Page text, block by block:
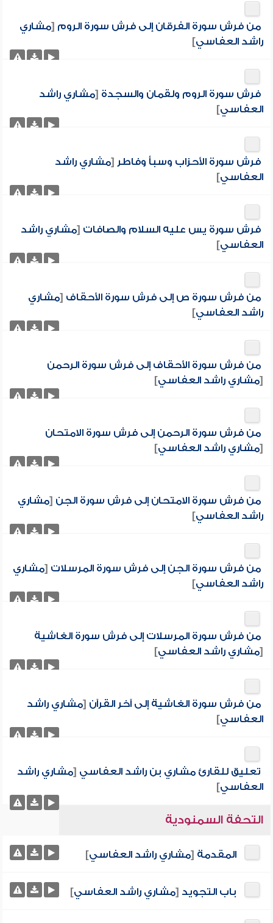
من فرش سورة الفرقان إلى فرش سورة الروم [مشاري
راشد العفاسي]
فرش سورة الروم ولقمان والسجدة [مشاري راشد
العفاسي]
فرش سورة الأحزاب وسبأ وفاطر [مشاري راشد
العفاسي]
فرش سورة يس عليه السلام والصافات [مشاري راشد
العفاسي]
من فرش سورة ص إلى فرش سورة الأحقاف [مشاري
راشد العفاسي]
من فرش سورة الأحقاف إلى فرش سورة الرحمن
[مشاري راشد العفاسي]
من فرش سورة الرحمن إلى فرش سورة الامتحان
[مشاري راشد العفاسي]
من فرش سورة الامتحان إلى فرش سورة الجن [مشاري
راشد العفاسي]
من فرش سورة الجن إلى فرش سورة المرسلات [مشاري
راشد العفاسي]
من فرش سورة المرسلات إلى فرش سورة الغاشية
[مشاري راشد العفاسي]
من فرش سورة الغاشية إلى آخر القرآن [مشاري راشد
العفاسي]
تعليق للقارئ مشاري بن راشد العفاسي [مشاري راشد
العفاسي]
التحفة السمنودية
المقدمة [مشاري راشد العفاسي]
باب التجويد [مشاري راشد العفاسي]